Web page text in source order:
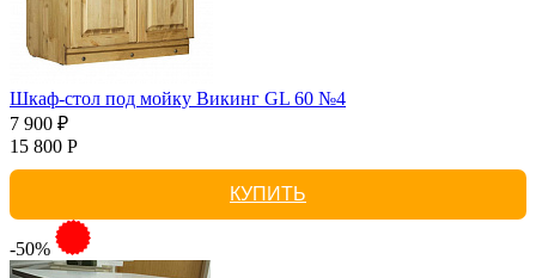
Шкаф-стол под мойку Викинг GL 60 №4
7 900 ₽
15 800 Р
КУПИТЬ
-50%